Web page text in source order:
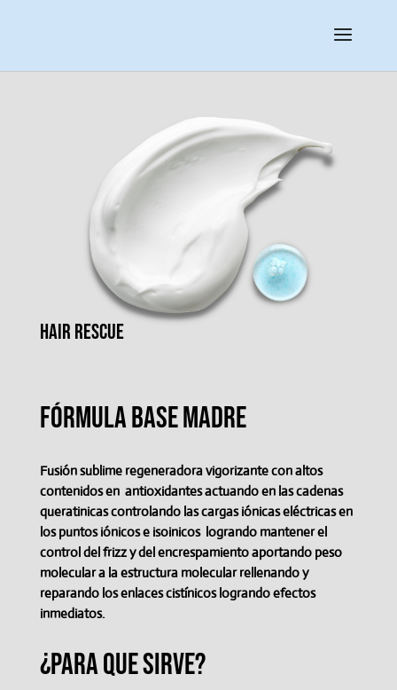
hair rescue
fórmula base madre
Fusión sublime regeneradora vigorizante con altos
contenidos en antioxidantes actuando en las cadenas
queratinicas controlando las cargas iónicas eléctricas en
los puntos iónicos e isoinicos logrando mantener el
control del frizz y del encrespamiento aportando peso
molecular a la estructura molecular rellenando y
reparando los enlaces cistínicos logrando efectos
inmediatos.
¿para que sirve?